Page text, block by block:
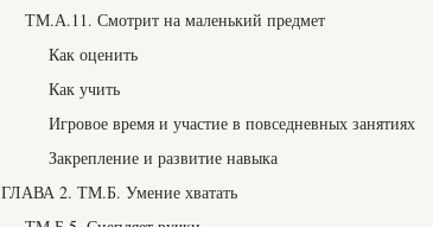
ТМ.А.11. Смотрит на маленький предмет
Как оценить
Как учить
Игровое время и участие в повседневных занятиях
Закрепление и развитие навыка
ГЛАВА 2. ТМ.Б. Умение хватать